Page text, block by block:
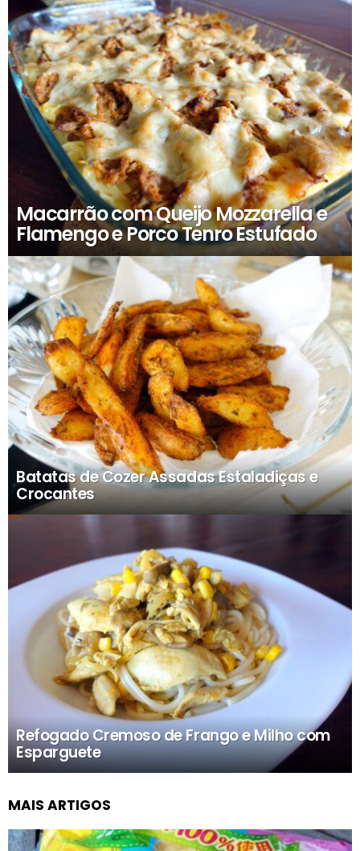
RECOMENDADOS
Macarrão com Queijo Mozzarella e
Flamengo e Porco Tenro Estufado
Batatas de Cozer Assadas Estaladiças e
Crocantes
Refogado Cremoso de Frango e Milho com
Esparguete
MAIS ARTIGOS